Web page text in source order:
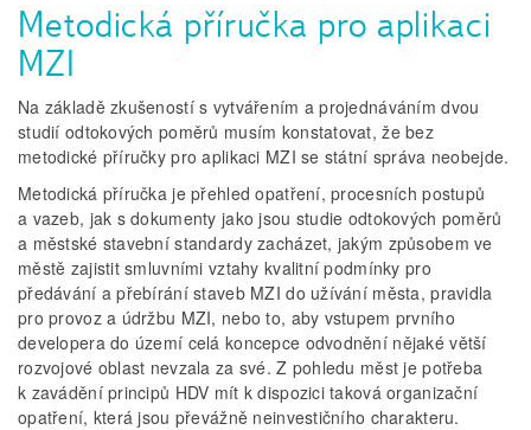
Metodická příručka pro aplikaci
MZI
Na základě zkušeností s vytvářením a projednáváním dvou
studií odtokových poměrů musím konstatovat, že bez
metodické příručky pro aplikaci MZI se státní správa neobejde.
Metodická příručka je přehled opatření, procesních postupů
a vazeb, jak s dokumenty jako jsou studie odtokových poměrů
a městské stavební standardy zacházet, jakým způsobem ve
městě zajistit smluvními vztahy kvalitní podmínky pro
předávání a přebírání staveb MZI do užívání města, pravidla
pro provoz a údržbu MZI, nebo to, aby vstupem prvního
developera do území celá koncepce odvodnění nějaké větší
rozvojové oblast nevzala za své. Z pohledu měst je potřeba
k zavádění principů HDV mít k dispozici taková organizační
opatření, která jsou převážně neinvestičního charakteru.